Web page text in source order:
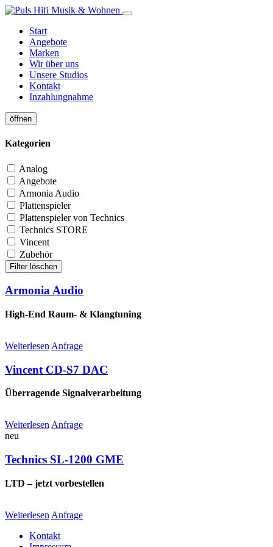
Start
Angebote
Marken
Wir über uns
Unsere Studios
Kontakt
Inzahlungnahme
öffnen
Kategorien
Analog
Angebote
Armonia Audio
Plattenspieler
Plattenspieler von Technics
Technics STORE
Vincent
Zubehör
Filter löschen
Armonia Audio
High-End Raum- & Klangtuning
Weiterlesen Anfrage
Vincent CD-S7 DAC
Überragende Signalverarbeitung
WeiterlesenAnfrage
neu
Technics SL-1200 GME
LTD – jetzt vorbestellen
Weiterlesen Anfrage
Kontakt